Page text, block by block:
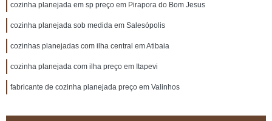
cozinha planejada em sp preço em Pirapora do Bom Jesus
cozinha planejada sob medida em Salesópolis
cozinhas planejadas com ilha central em Atibaia
cozinha planejada com ilha preço em Itapevi
fabricante de cozinha planejada preço em Valinhos